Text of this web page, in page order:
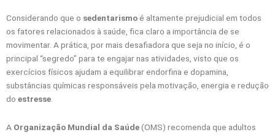
Considerando que o sedentarismoé altamente prejudicial em todos
os fatores relacionados à saúde, fica claro a importância de se
movimentar. A prática, por mais desafiadora que seja no início, é o
principal “segredo” para te engajar nas atividades, visto que os
exercícios físicos ajudam a equilibrar endorfina e dopamina,
substâncias químicas responsáveis ​​pela motivação, energia e redução
do estresse
A Organização Mundial da Saúde(OMS) recomenda que adultos